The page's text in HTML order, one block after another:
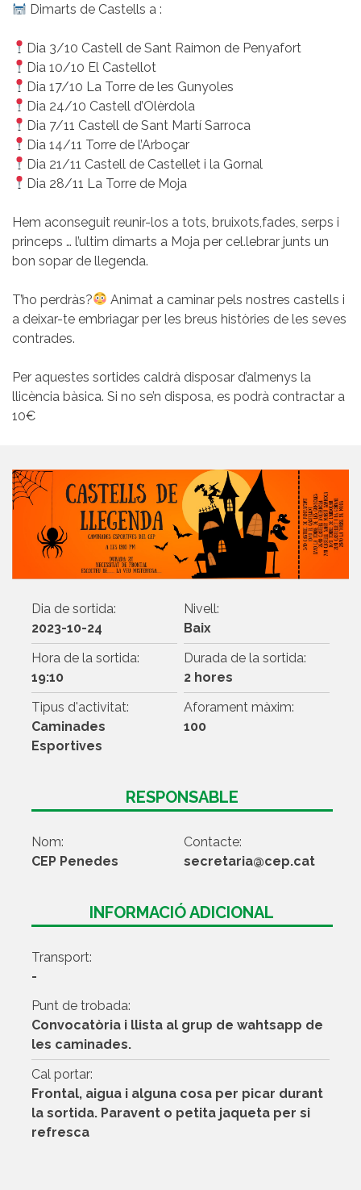
Dimarts de Castells a :
Dia 3/10 Castell de Sant Raimon de Penyafort
Dia 10/10 El Castellot
Dia 17/10 La Torre de les Gunyoles
Dia 24/10 Castell d’Olèrdola
Dia 7/11 Castell de Sant Martí Sarroca
Dia 14/11 Torre de l’Arboçar
Dia 21/11 Castell de Castellet i la Gornal
Dia 28/11 La Torre de Moja
Hem aconseguit reunir-los a tots, bruixots,fades, serps i
princeps … l’ultim dimarts a Moja per cel.lebrar junts un
bon sopar de llegenda.
T’ho perdràs?
Animat a caminar pels nostres castells i
a deixar-te embriagar per les breus històries de les seves
contrades.
Per aquestes sortides caldrà disposar d’almenys la
llicència bàsica. Si no se’n disposa, es podrà contractar a
10€
Dia de sortida:
2023-10-24
Nivell:
Baix
Hora de la sortida:
19:10
Durada de la sortida:
2 hores
Tipus d'activitat:
Caminades
Esportives
Aforament màxim:
100
RESPONSABLE
Nom:
CEP Penedes
Contacte:
secretaria@cep.cat
INFORMACIÓ ADICIONAL
Transport:
-
Punt de trobada:
Convocatòria i llista al grup de wahtsapp de
les caminades.
Cal portar:
Frontal, aigua i alguna cosa per picar durant
la sortida. Paravent o petita jaqueta per si
refresca